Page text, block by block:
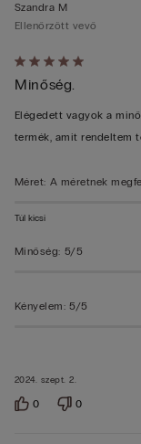
Értékelés:
5/5
2024. szept. 2.
Szandra M
Ellenőrzött vevő
Minőség.
Elégedett vagyok a
termék, amit rendeltem
Méret: A méretnek
Túl kicsi
Minőség: 5/5
Kényelem: 5/5
0 0